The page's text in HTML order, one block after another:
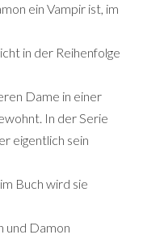
ein Vampir ist, im
in der Reihenfolge
Dame in einer
In der Serie
eigentlich sein
Buch wird sie
und Damon